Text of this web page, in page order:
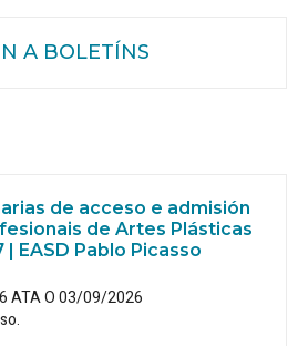
A BOLETÍNS
de acceso e admisión
de Artes Plásticas
EASD Pablo Picasso
ATA O 03/09/2026